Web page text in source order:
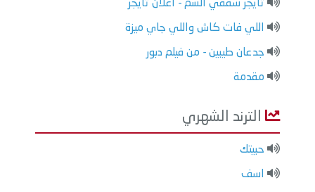
تايجر سقفي السم - اعلان تايجر
اللي فات كاش واللي جاي ميزة
جدعان طيبين - من فيلم دبور
مقدمة
الترند الشهري
حبيتك
اسف